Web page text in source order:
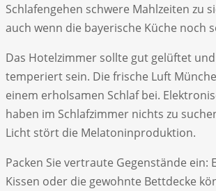
Schlafengehen schwere Mahlzeiten zu
auch wenn die bayerische Küche noch
Das Hotelzimmer sollte gut gelüftet
temperiert sein. Die frische Luft
einem erholsamen Schlaf bei.
haben im Schlafzimmer nichts zu
Licht stört die Melatoninproduktion.
Packen Sie vertraute Gegenstände ein:
Kissen oder die gewohnte Bettdecke